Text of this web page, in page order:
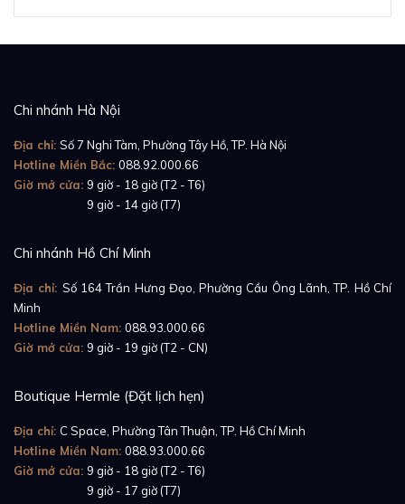
Chi nhánh Hà Nội
Địa chỉ: Số 7 Nghi Tàm, Phường Tây Hồ, TP. Hà Nội
Hotline Miền Bắc: 088.92.000.66
Giờ mở cửa: 9 giờ - 18 giờ (T2 - T6)
9 giờ - 14 giờ (T7)
Chi nhánh Hồ Chí Minh
Địa chỉ: Số 164 Trần Hưng Đạo, Phường Cầu Ông Lãnh, TP. Hồ Chí
Minh
Hotline Miền Nam: 088.93.000.66
Giờ mở cửa: 9 giờ - 19 giờ (T2 - CN)
Boutique Hermle (Đặt lịch hẹn)
Địa chỉ: C Space, Phường Tân Thuận, TP. Hồ Chí Minh
Hotline Miền Nam: 088.93.000.66
Giờ mở cửa: 9 giờ - 18 giờ (T2 - T6)
9 giờ - 17 giờ (T7)